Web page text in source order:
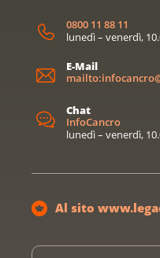
0800 11 88 11
lunedì – venerdì,
E-Mail
Chat
InfoCancro
lunedì – venerdì,
Al sito